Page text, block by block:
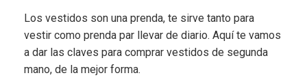
Los vestidos son una prenda, te sirve tanto para
vestir como prenda par llevar de diario. Aquí te vamos
a dar las claves para comprar vestidos de segunda
mano, de la mejor forma.